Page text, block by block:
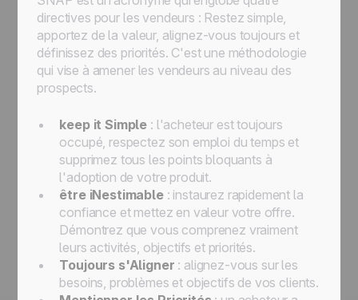
directives pour les vendeurs : Restez simple,
apportez de la valeur, alignez-vous toujours et
définissez des priorités. C'est une méthodologie
qui vise à amener les vendeurs au niveau des
prospects.
keep it Simple : l'acheteur est toujours
occupé, respectez son emploi du temps et
supprimez tous les points bloquants à
l'adoption de votre produit.
être iNestimable: instaurez rapidement la
confiance et mettez en valeur votre offre.
Démontrez que vous comprenez vraiment
leurs activités, objectifs et priorités.
Toujours s'Aligner : alignez-vous sur les
besoins, problèmes et objectifs de vos clients.